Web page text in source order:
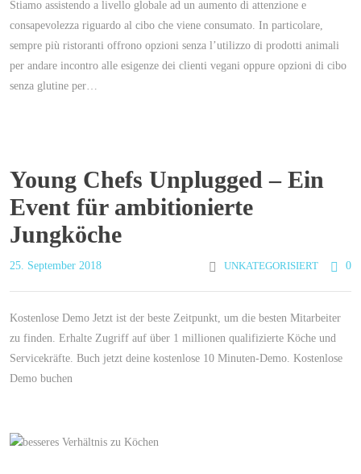
Stiamo assistendo a livello globale ad un aumento di attenzione e
consapevolezza riguardo al cibo che viene consumato. In particolare,
sempre più ristoranti offrono opzioni senza l’utilizzo di prodotti animali
per andare incontro alle esigenze dei clienti vegani oppure opzioni di cibo
senza glutine per…
Young Chefs Unplugged – Ein
Event für ambitionierte
Jungköche
25. September 2018 UNKATEGORISIERT 0
Kostenlose Demo Jetzt ist der beste Zeitpunkt, um die besten Mitarbeiter
zu finden. Erhalte Zugriff auf über 1 millionen qualifizierte Köche und
Servicekräfte. Buch jetzt deine kostenlose 10 Minuten-Demo. Kostenlose
Demo buchen